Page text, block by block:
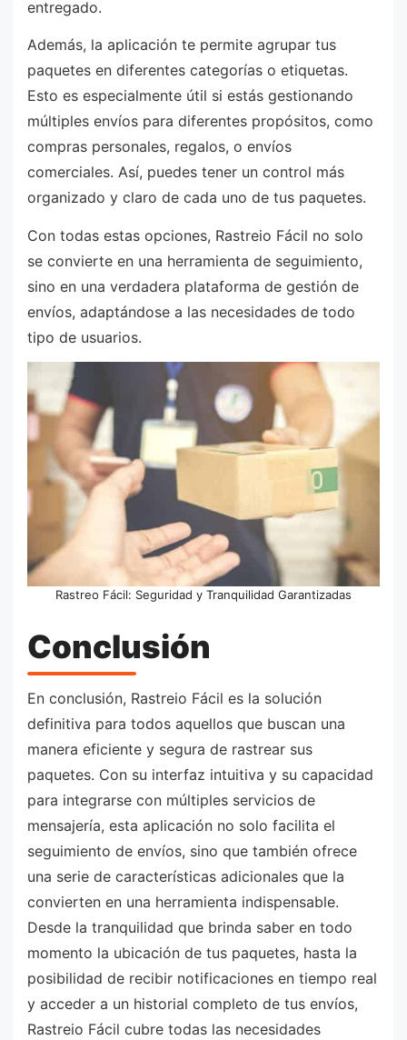
entregado.
Además, la aplicación te permite agrupar tus
paquetes en diferentes categorías o etiquetas.
Esto es especialmente útil si estás gestionando
múltiples envíos para diferentes propósitos, como
compras personales, regalos, o envíos
comerciales. Así, puedes tener un control más
organizado y claro de cada uno de tus paquetes.
Con todas estas opciones, Rastreio Fácil no solo
se convierte en una herramienta de seguimiento,
sino en una verdadera plataforma de gestión de
envíos, adaptándose a las necesidades de todo
tipo de usuarios.
Rastreo Fácil: Seguridad y Tranquilidad Garantizadas
Conclusión
En conclusión, Rastreio Fácil es la solución
definitiva para todos aquellos que buscan una
manera eficiente y segura de rastrear sus
paquetes. Con su interfaz intuitiva y su capacidad
para integrarse con múltiples servicios de
mensajería, esta aplicación no solo facilita el
seguimiento de envíos, sino que también ofrece
una serie de características adicionales que la
convierten en una herramienta indispensable.
Desde la tranquilidad que brinda saber en todo
momento la ubicación de tus paquetes, hasta la
posibilidad de recibir notificaciones en tiempo real
y acceder a un historial completo de tus envíos,
Rastreio Fácil cubre todas las necesidades